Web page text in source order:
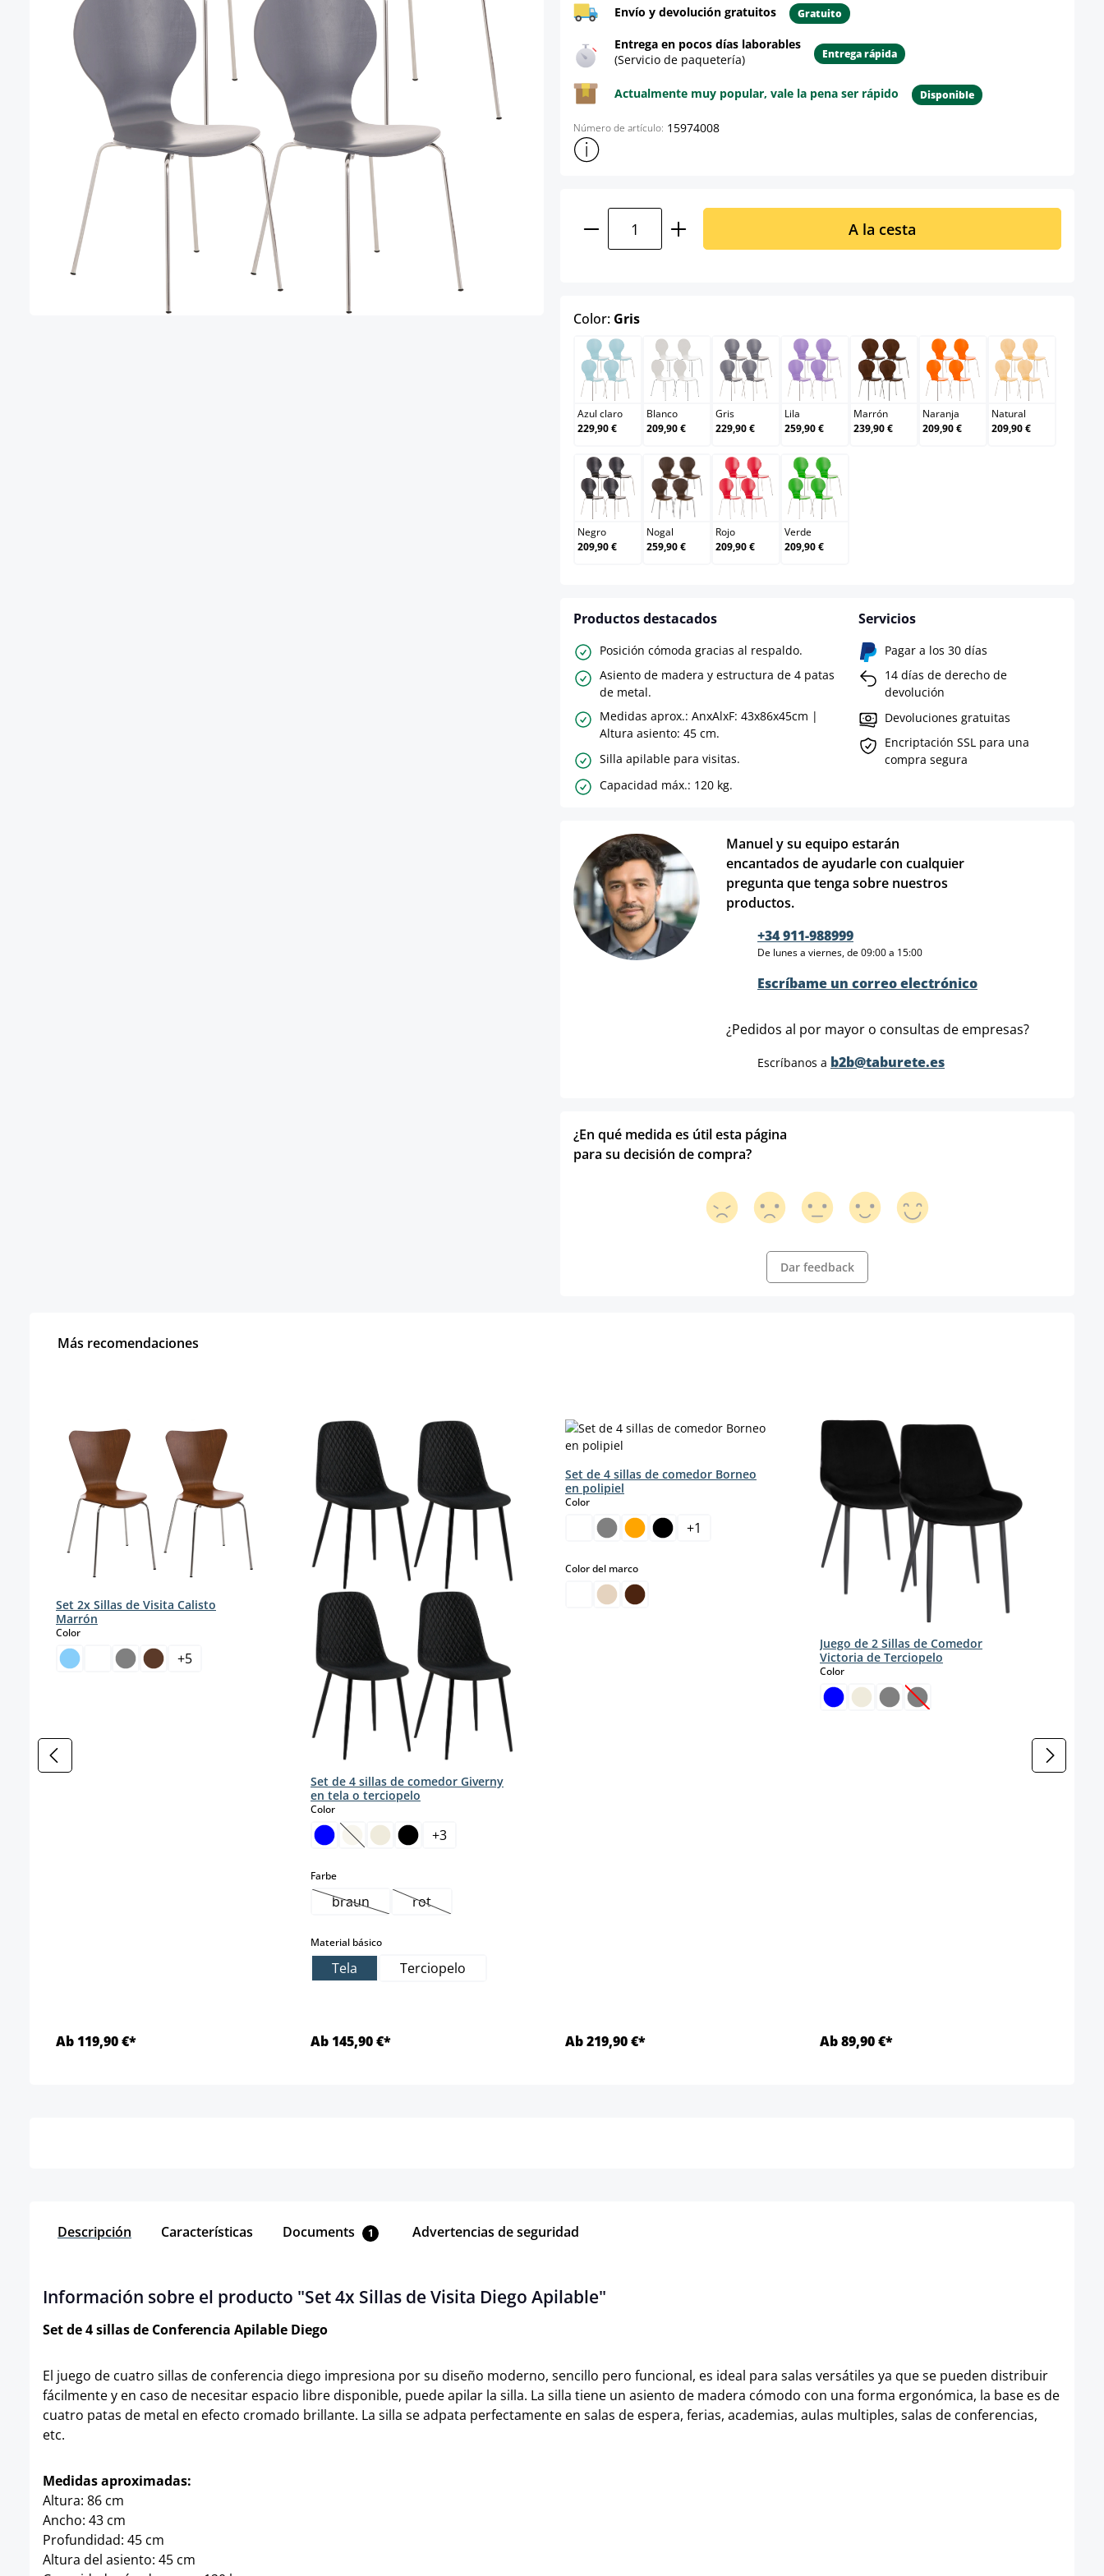
Envío y devolución gratuitos Gratuito
Entrega en pocos días laborables
(Servicio de paquetería)
Entrega rápida
Actualmente muy popular, vale la pena ser rápido Disponible
Número de artículo: 15974008
Mostrar más información sobre el producto
Cantidad del producto: introduce la cantidad deseada o
A la cesta
Color: Grisselect
Azul claro
Azul claro
229,90 €
Blanco
Blanco
209,90 €
Gris
Gris
229,90 €
Lila
Lila
259,90 €
Marrón
Marrón
239,90 €
Naranja
Naranja
209,90 €
Natural
Natural
209,90 €
Negro
Negro
209,90 €
Nogal
Nogal
259,90 €
Rojo
Rojo
209,90 €
Verde
Verde
209,90 €
Productos destacados
Posición cómoda gracias al respaldo.
Asiento de madera y estructura de 4 patas
de metal.
Medidas aprox.: AnxAlxF: 43x86x45cm |
Altura asiento: 45 cm.
Silla apilable para visitas.
Capacidad máx.: 120 kg.
Servicios
Pagar a los 30 días
14 días de derecho de
devolución
Devoluciones gratuitas
Encriptación SSL para una
compra segura
Manuel y su equipo estarán
encantados de ayudarle con cualquier
pregunta que tenga sobre nuestros
productos.
+34 911-988999
De lunes a viernes, de 09:00 a 15:00
Escríbame un correo electrónico
¿Pedidos al por mayor o consultas de empresas?
Escríbanos a b2b@taburete.es
¿En qué medida es útil esta página
para su decisión de compra?
Dar feedback
Más recomendaciones
Set 2x Sillas de Visita Calisto
Marrón
Colorselect
+5
Ab 119,90 €*
Set de 4 sillas de comedor Giverny
en tela o terciopelo
Colorselect
(Esta opción no está disponible en este momento.)
+3
Farbeselect
braun(Esta opción no está disponible en este momento.)
rot(Esta opción no está disponible en este momento.)
Material básicoselect
Tela Terciopelo
Ab 145,90 €*
Set de 4 sillas de comedor Borneo
en polipiel
Colorselect
+1
Color del marcoselect
Ab 219,90 €*
Juego de 2 Sillas de Comedor
Victoria de Terciopelo
Colorselect
(Esta opción no está disponible
Ab 89,90 €*
Descripción Características Documents 1 Advertencias de seguridad
Información sobre el producto "Set 4x Sillas de Visita Diego Apilable"
Set de 4 sillas de Conferencia Apilable Diego
El juego de cuatro sillas de conferencia diego impresiona por su diseño moderno, sencillo pero funcional, es ideal para salas versátiles ya que se pueden distribuir
fácilmente y en caso de necesitar espacio libre disponible, puede apilar la silla. La silla tiene un asiento de madera cómodo con una forma ergonómica, la base es de
cuatro patas de metal en efecto cromado brillante. La silla se adpata perfectamente en salas de espera, ferias, academias, aulas multiples, salas de conferencias,
etc.
Medidas aproximadas:
Altura: 86 cm
Ancho: 43 cm
Profundidad: 45 cm
Altura del asiento: 45 cm